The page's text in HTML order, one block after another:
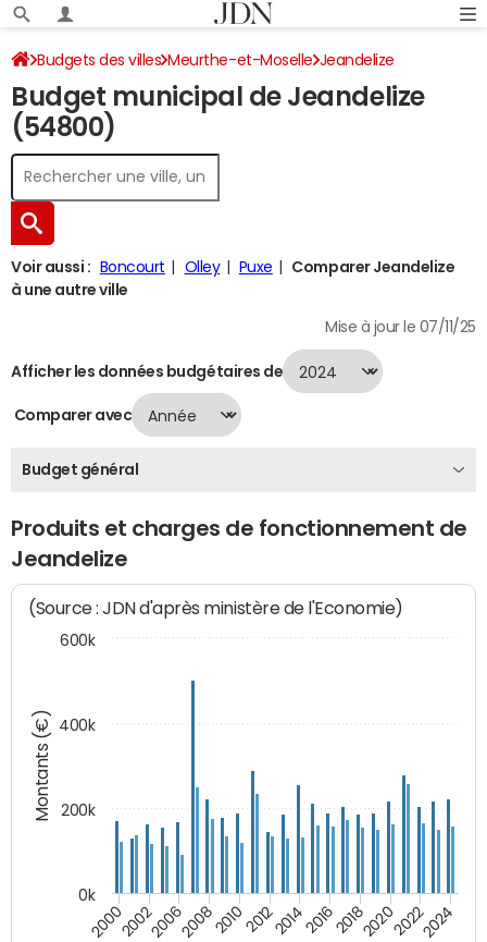
Budgets des villes Meurthe-et-Moselle Jeandelize
Budget 2024
Budget municipal de Jeandelize
(54800)
Voir aussi : Boncourt Olley Puxe
Comparer Jeandelize
à une autre ville
Mise à jour le 07/11/25
Afficher les données budgétaires de
Comparer avec
Budget général
Produits et charges de fonctionnement de
Jeandelize
Montants (€)
(Source : JDN d'après ministère de l'Economie)
200020022006200820102012201420162018202020222024
0k
200k
400k
600k